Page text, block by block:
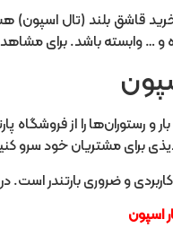
قاشق بلند (تال
و … وابسته باشد. برای
و رستوران‌ها را از
برای مشتریان خود سرو
کاربردی و ضروری بارتندر
اسپون